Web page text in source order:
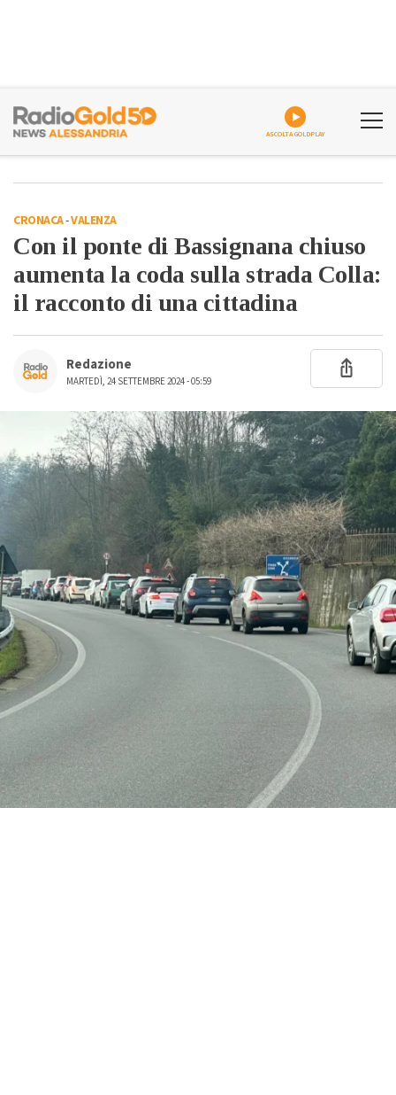
ASCOLTA GOLDPLAY
CRONACA-VALENZA
Con il ponte di Bassignana chiuso
aumenta la coda sulla strada Colla:
il racconto di una cittadina
Redazione
MARTEDÌ, 24 SETTEMBRE 2024 - 05:59